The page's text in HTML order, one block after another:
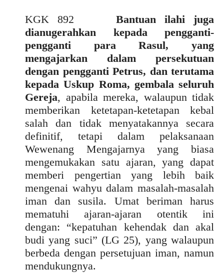
KGK 892Bantuan ilahi juga
dianugerahkan kepada pengganti-
pengganti para Rasul, yang
mengajarkan dalam persekutuan
dengan pengganti Petrus, dan terutama
kepada Uskup Roma, gembala seluruh
Gereja, apabila mereka, walaupun tidak
memberikan ketetapan-ketetapan kebal
salah dan tidak menyatakannya secara
definitif, tetapi dalam pelaksanaan
Wewenang Mengajarnya yang biasa
mengemukakan satu ajaran, yang dapat
memberi pengertian yang lebih baik
mengenai wahyu dalam masalah-masalah
iman dan susila. Umat beriman harus
mematuhi ajaran-ajaran otentik ini
dengan: “kepatuhan kehendak dan akal
budi yang suci” (LG 25), yang walaupun
berbeda dengan persetujuan iman, namun
mendukungnya.